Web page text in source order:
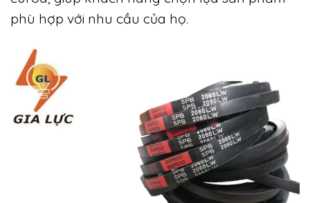
phù hợp với nhu cầu của họ.